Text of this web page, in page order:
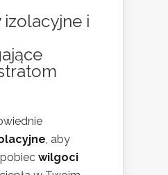
izolacyjne i
, aby
wilgoci